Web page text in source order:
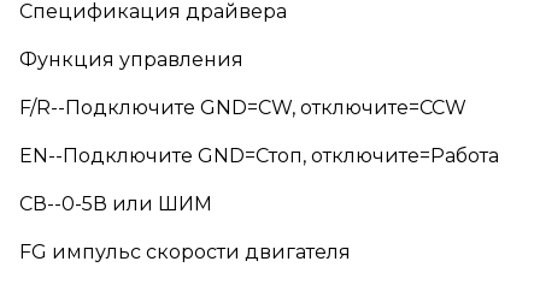
Спецификация драйвера
Функция управления
F/R--Подключите GND=CW, отключите=CCW
EN--Подключите GND=Стоп, отключите=Работа
СВ--0-5В или ШИМ
FG импульс скорости двигателя